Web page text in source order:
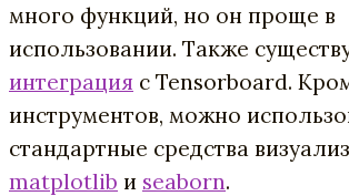
много функций, но он проще в
использовании. Также
интеграция с Tensorboard.
инструментов, можно
стандартные средства
matplotlib и seaborn.